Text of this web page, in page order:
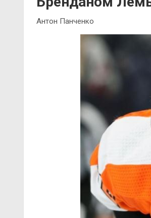
Антон Панченко